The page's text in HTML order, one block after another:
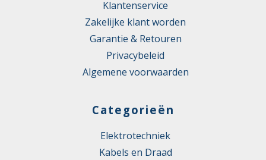
Klantenservice
Zakelijke klant worden
Garantie & Retouren
Privacybeleid
Algemene voorwaarden
Categorieën
Elektrotechniek
Kabels en Draad